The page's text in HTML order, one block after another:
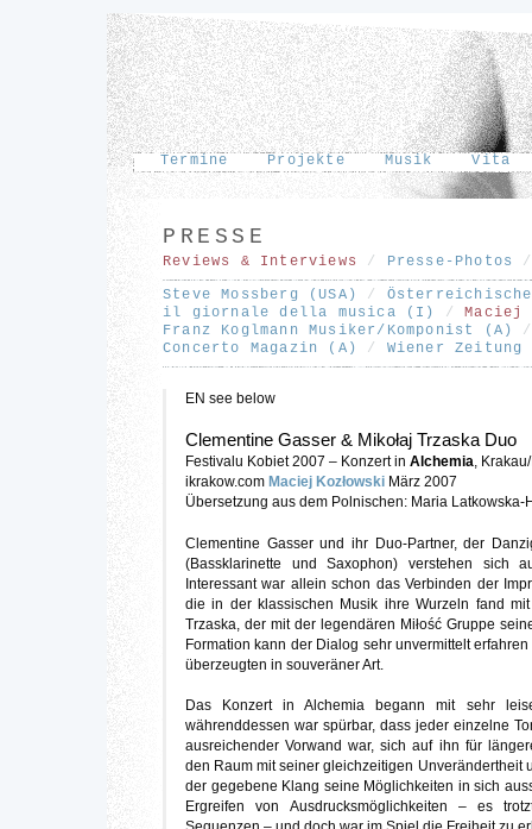
Termine Projekte Musik Vita
PRESSE
Reviews & Interviews / Presse-Photos
/
Steve Mossberg (USA)
/
il giornale della musica (I)
/Maciej
Franz Koglmann Musiker/Komponist (A)
Concerto Magazin (A)
/ Wiener
EN see below
Clementine Gasser & Mikołaj Trzaska Duo
Festivalu Kobiet 2007 – Konzert in Alchemia,
ikrakow.com Maciej Kozłowski März 2007
Übersetzung aus dem Polnischen: Maria Latkowska-
Clementine Gasser und ihr Duo-Partner, der
(Bassklarinette und Saxophon) verstehen sich
Interessant war allein schon das Verbinden der
die in der klassischen Musik ihre Wurzeln fand
Trzaska, der mit der legendären Miłość Gruppe
Formation kann der Dialog sehr unvermittelt
überzeugten in souveräner Art.
Das Konzert in Alchemia begann mit sehr
währenddessen war spürbar, dass jeder einzelne
ausreichender Vorwand war, sich auf ihn für
den Raum mit seiner gleichzeitigen Unverändertheit
der gegebene Klang seine Möglichkeiten in sich
Ergreifen von Ausdrucksmöglichkeiten – es